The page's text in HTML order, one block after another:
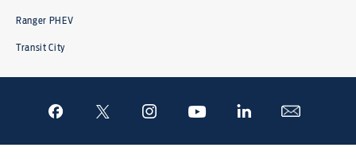
Ranger PHEV
Transit City